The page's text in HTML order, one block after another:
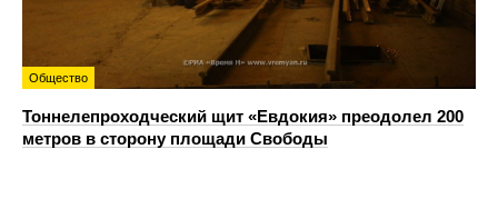
Общество
Тоннелепроходческий щит «Евдокия» преодолел 200
метров в сторону площади Свободы